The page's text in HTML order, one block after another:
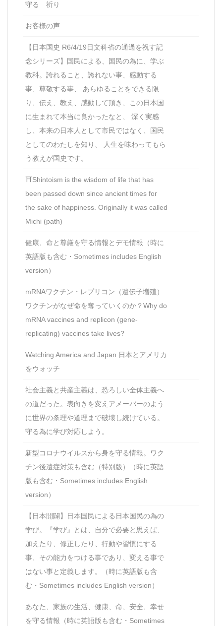
守る 祈り
お客様の声
【日本国史 R6/4/19日文科省の通過を祝す記
念シリーズ】国民による、国民の為に、学ぶ
教科。誇れること、誇れない事、感動する
事、尊敬する事、 あらゆることをできる限
り、伝え、教え、感動して頂き、この日本国
に生まれて本当に良かったなと、 深く実感
し、本来の日本人として市民ではなく、国民
としてのわたしを知り、 人生を味わってもら
う教えが国史です。
⛩Shintoism is the wisdom of life that has
been passed down since ancient times for
the sake of happiness. Originally it was called
Michi (path)
健康、命と尊厳を守る情報とデモ情報（時に
英語版も含む・Sometimes includes English
version）
mRNAワクチン・レプリコン（遺伝子増殖）
ワクチンがなぜ命を奪っていくのか？Why do
mRNA vaccines and replicon (gene-
replicating) vaccines take lives?
Watching America and Japan 日本とアメリカ
をウォッチ
社会主義と共産主義は、恐ろしい全体主義へ
の道だった。表向きを変えアメーバーのよう
に世界の条理や道理まで破壊し続けている。
守る為に学び対応しよう。
新型コロナウイルスから身を守る情報。ワク
チン後遺症対策も含む（特別版）（時に英語
版も含む・Sometimes includes English
version）
【日本開闢】日本国民による日本国民の為の
学び。『学び』とは、自分で必要と思えば、
加えたり、修正したり、行動や習慣にする
事、その能力をつける事であり、変える事で
はない事と定義します。（時に英語版も含
む・Sometimes includes English version）
あなた、家族の生活、健康、命、安全、幸せ
を守る情報（時に英語版も含む・Sometimes